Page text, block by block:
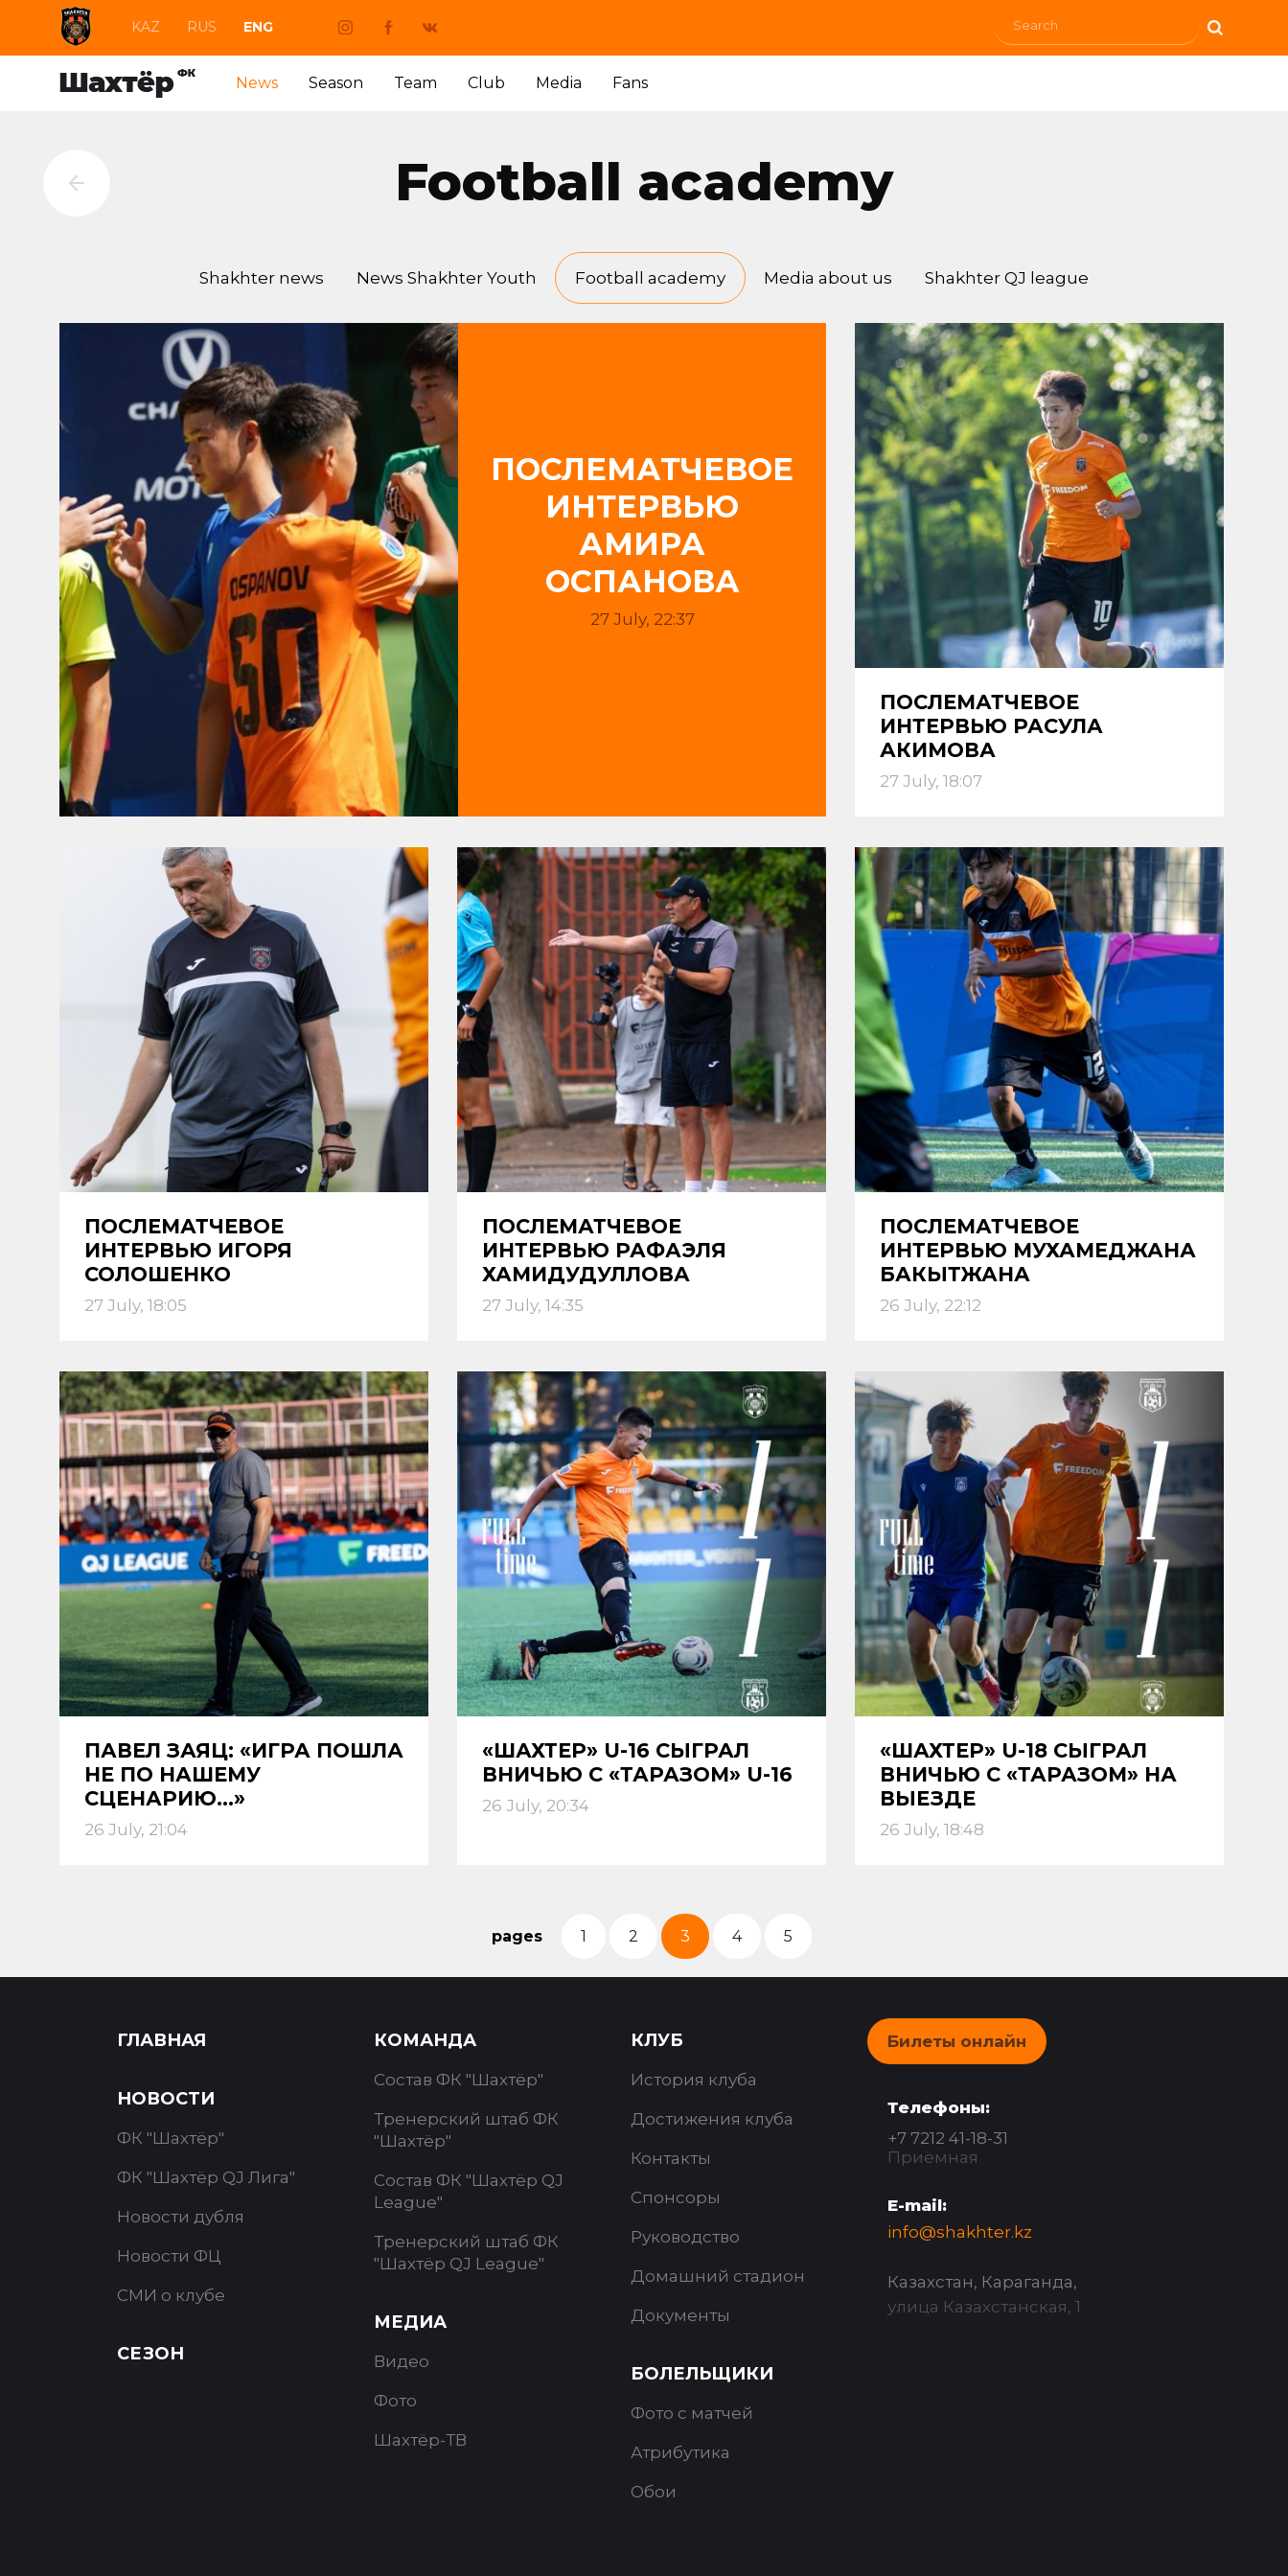
KAZ RUS ENG
News Season Team Club Media Fans
Football academy
Shakhter news News Shakhter Youth Football academy Media about us Shakhter QJ league
ПОСЛЕМАТЧЕВОЕ
ИНТЕРВЬЮ
АМИРА
ОСПАНОВА
27 July, 22:37
ПОСЛЕМАТЧЕВОЕ
ИНТЕРВЬЮ РАСУЛА
АКИМОВА
27 July, 18:07
ПОСЛЕМАТЧЕВОЕ
ИНТЕРВЬЮ ИГОРЯ
СОЛОШЕНКО
27 July, 18:05
ПОСЛЕМАТЧЕВОЕ
ИНТЕРВЬЮ РАФАЭЛЯ
ХАМИДУДУЛЛОВА
27 July, 14:35
ПОСЛЕМАТЧЕВОЕ
ИНТЕРВЬЮ МУХАМЕДЖАНА
БАКЫТЖАНА
26 July, 22:12
ПАВЕЛ ЗАЯЦ: «ИГРА ПОШЛА
НЕ ПО НАШЕМУ
СЦЕНАРИЮ…»
26 July, 21:04
«ШАХТЕР» U-16 СЫГРАЛ
ВНИЧЬЮ С «ТАРАЗОМ» U-16
26 July, 20:34
«ШАХТЕР» U-18 СЫГРАЛ
ВНИЧЬЮ С «ТАРАЗОМ» НА
ВЫЕЗДЕ
26 July, 18:48
pages 1 2 3 4 5
ГЛАВНАЯ
НОВОСТИ
ФК "Шахтёр"
ФК "Шахтёр QJ Лига"
Новости дубля
Новости ФЦ
СМИ о клубе
СЕЗОН
КОМАНДА
Состав ФК "Шахтёр"
Тренерский штаб ФК
"Шахтёр"
Состав ФК "Шахтёр QJ
League"
Тренерский штаб ФК
"Шахтёр QJ League"
МЕДИА
Видео
Фото
Шахтёр-ТВ
КЛУБ
История клуба
Достижения клуба
Контакты
Спонсоры
Руководство
Домашний стадион
Документы
БОЛЕЛЬЩИКИ
Фото с матчей
Атрибутика
Обои
Билеты онлайн
Телефоны:
+7 7212 41-18-31
Приёмная
E-mail:
info@shakhter.kz
Казахстан, Караганда,
улица Казахстанская, 1